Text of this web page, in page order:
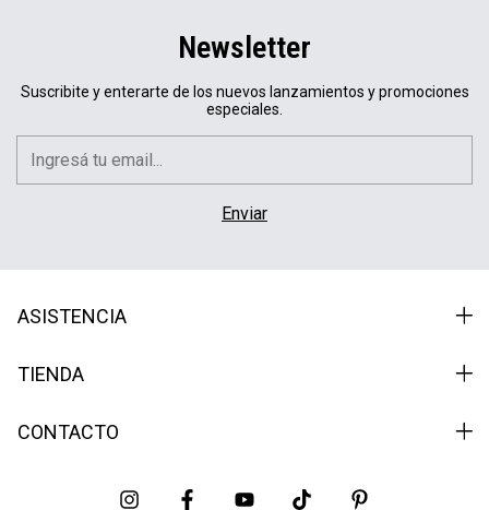
Newsletter
Suscribite y enterarte de los nuevos lanzamientos y promociones
especiales.
ASISTENCIA
TIENDA
CONTACTO